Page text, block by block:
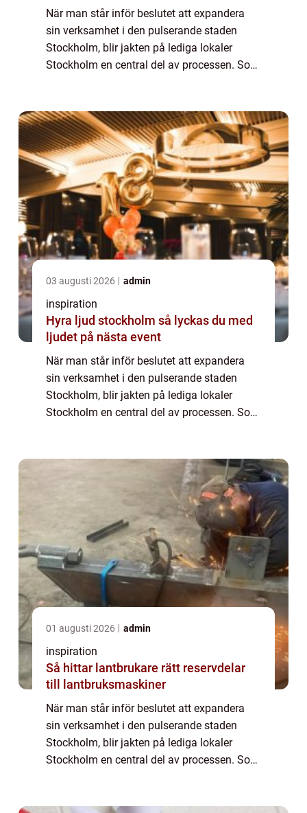
När man står inför beslutet att expandera
sin verksamhet i den pulserande staden
Stockholm, blir jakten på lediga lokaler
Stockholm en central del av processen. Som
03 augusti 2026 admin
inspiration
Hyra ljud stockholm så lyckas du med
ljudet på nästa event
När man står inför beslutet att expandera
sin verksamhet i den pulserande staden
Stockholm, blir jakten på lediga lokaler
Stockholm en central del av processen. Som
01 augusti 2026 admin
inspiration
Så hittar lantbrukare rätt reservdelar
till lantbruksmaskiner
När man står inför beslutet att expandera
sin verksamhet i den pulserande staden
Stockholm, blir jakten på lediga lokaler
Stockholm en central del av processen. Som